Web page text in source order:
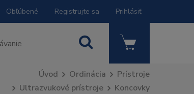
Obľúbené Registrujte sa Prihlásiť
Úvod Ordinácia
Prístroje
Ultrazvukové prístroje
Koncovky